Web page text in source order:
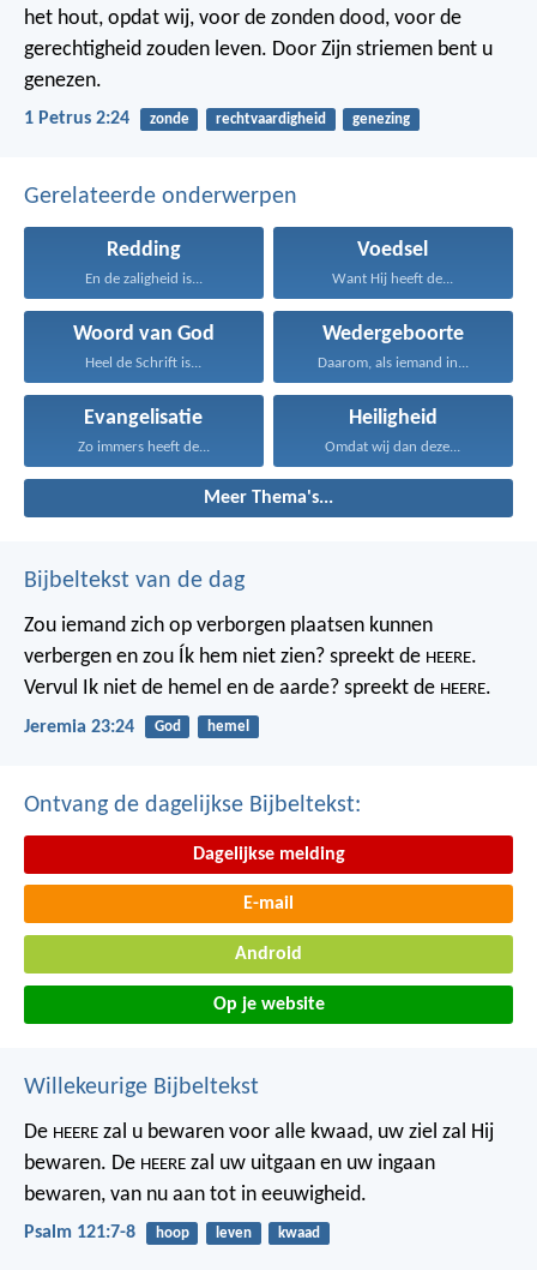
het hout, opdat wij, voor de zonden dood, voor de
gerechtigheid zouden leven. Door Zijn striemen bent u
genezen.
1 Petrus 2:24 zonde rechtvaardigheid genezing
Gerelateerde onderwerpen
Redding
En de zaligheid is...
Voedsel
Want Hij heeft de...
Woord van God
Heel de Schrift is...
Wedergeboorte
Daarom, als iemand in...
Evangelisatie
Zo immers heeft de...
Heiligheid
Omdat wij dan deze...
Meer Thema's...
Bijbeltekst van de dag
Zou iemand zich op verborgen plaatsen kunnen
verbergen en zou Ík hem niet zien? spreekt de HEERE.
Vervul Ik niet de hemel en de aarde? spreekt de HEERE.
Jeremia 23:24 God hemel
Ontvang de dagelijkse Bijbeltekst:
Dagelijkse melding
E-mail
Android
Op je website
Willekeurige Bijbeltekst
De HEERE zal u bewaren voor alle kwaad, uw ziel zal Hij
bewaren. De HEERE zal uw uitgaan en uw ingaan
bewaren, van nu aan tot in eeuwigheid.
Psalm 121:7-8 hoop leven kwaad